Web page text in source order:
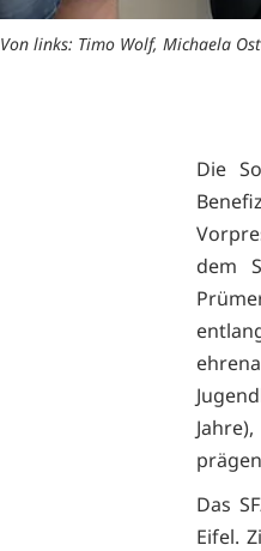
Von links: Timo Wolf, Michaela
Die
dem
Das
Eifel.